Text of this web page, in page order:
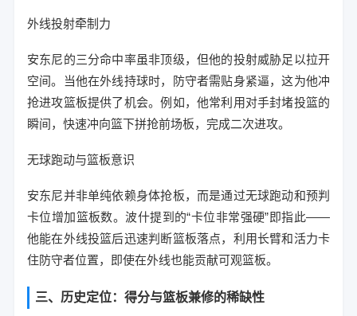
外线投射牵制力
安东尼的三分命中率虽非顶级，但他的投射威胁足以拉开
空间。当他在外线持球时，防守者需贴身紧逼，这为他冲
抢进攻篮板提供了机会。例如，他常利用对手封堵投篮的
瞬间，快速冲向篮下拼抢前场板，完成二次进攻。
无球跑动与篮板意识
安东尼并非单纯依赖身体抢板，而是通过无球跑动和预判
卡位增加篮板数。波什提到的“卡位非常强硬”即指此——
他能在外线投篮后迅速判断篮板落点，利用长臂和活力卡
住防守者位置，即使在外线也能贡献可观篮板。
三、历史定位：得分与篮板兼修的稀缺性